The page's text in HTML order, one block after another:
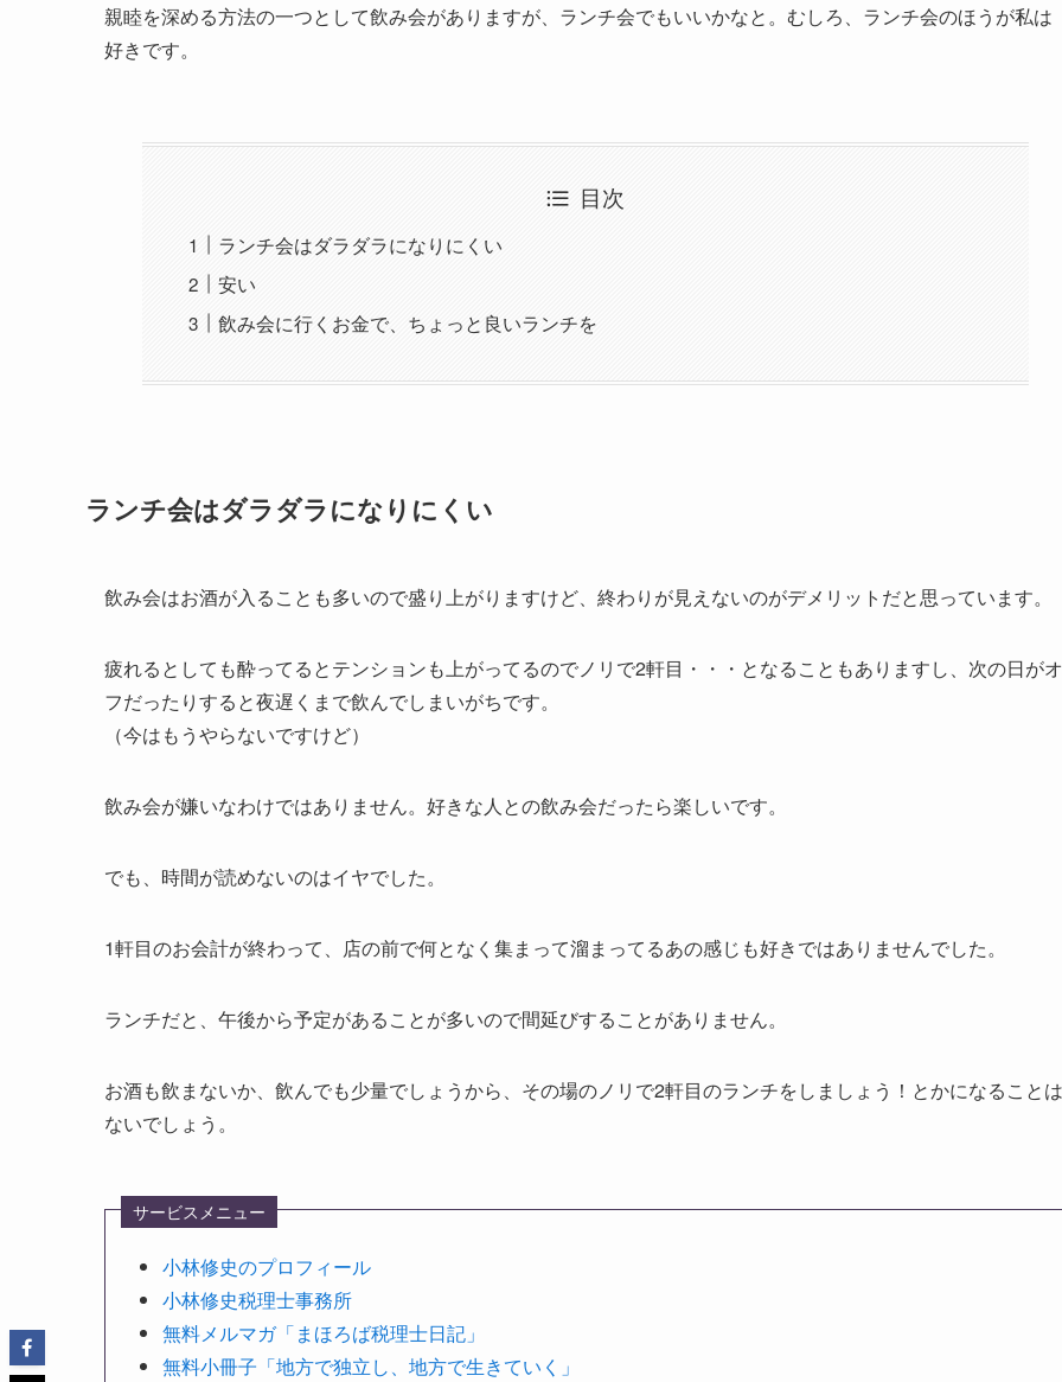
親睦を深める方法の一つとして飲み会がありますが、ランチ会でもいいかなと。むしろ、ランチ会のほうが私は
好きです。
目次
ランチ会はダラダラになりにくい
安い
飲み会に行くお金で、ちょっと良いランチを
ランチ会はダラダラになりにくい
飲み会はお酒が入ることも多いので盛り上がりますけど、終わりが見えないのがデメリットだと思っています。
疲れるとしても酔ってるとテンションも上がってるのでノリで2軒目・・・となることもありますし、次の日がオ
フだったりすると夜遅くまで飲んでしまいがちです。
（今はもうやらないですけど）
飲み会が嫌いなわけではありません。好きな人との飲み会だったら楽しいです。
でも、時間が読めないのはイヤでした。
1軒目のお会計が終わって、店の前で何となく集まって溜まってるあの感じも好きではありませんでした。
ランチだと、午後から予定があることが多いので間延びすることがありません。
お酒も飲まないか、飲んでも少量でしょうから、その場のノリで2軒目のランチをしましょう！とかになることは
ないでしょう。
サービスメニュー
小林修史のプロフィール
小林修史税理士事務所
無料メルマガ「まほろば税理士日記」
無料小冊子「地方で独立し、地方で生きていく」